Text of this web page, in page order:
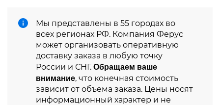
Мы представлены в 55 городах во
всех регионах РФ. Компания Ферус
может организовать оперативную
доставку заказа в любую точку
России и СНГ. Обращаем ваше
внимание, что конечная стоимость
зависит от объема заказа. Цены носят
информационный характер и не